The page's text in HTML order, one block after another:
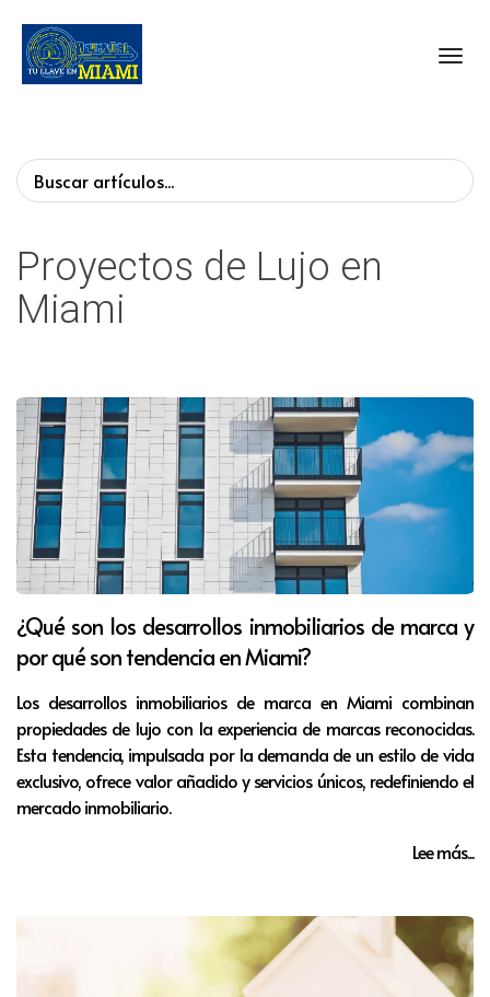
Proyectos de Lujo en
Miami
¿Qué son los desarrollos inmobiliarios de marca y
por qué son tendencia en Miami?
Los desarrollos inmobiliarios de marca en Miami combinan
propiedades de lujo con la experiencia de marcas reconocidas.
Esta tendencia, impulsada por la demanda de un estilo de vida
exclusivo, ofrece valor añadido y servicios únicos, redefiniendo el
mercado inmobiliario.
Lee más...